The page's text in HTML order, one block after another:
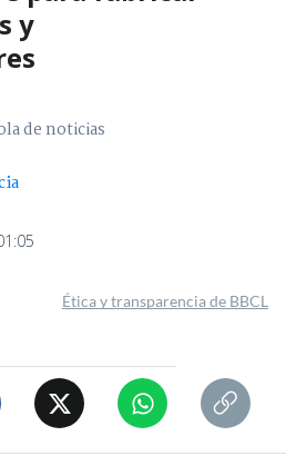
y
de noticias
Ética y transparencia de BBCL